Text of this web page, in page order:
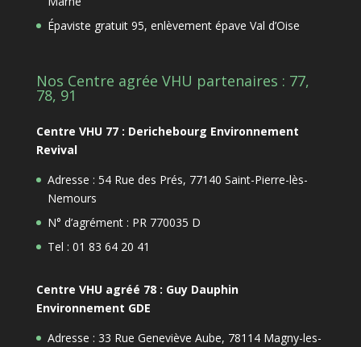
Épaviste gratuit 95, enlèvement épave Val d’Oise
Nos Centre agrée VHU partenaires : 77,
78, 91
Centre VHU 77 : Derichebourg Environnement
Revival
Adresse : 54 Rue des Prés, 77140 Saint-Pierre-lès-
Nemours
N° d’agrément : PR 770035 D
Tel : 01 83 64 20 41
Centre VHU agréé 78 : Guy Dauphin
Environnement GDE
Adresse : 33 Rue Geneviève Aube, 78114 Magny-les-